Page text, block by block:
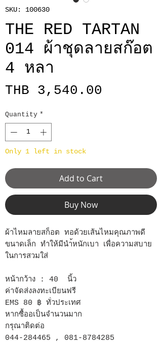
SKU: 100630
THE RED TARTAN
014 ผ้าชุดลายสก๊อต
4 หลา
THB 3,540.00
Quantity *
Only 1 left in stock
Add to Cart
Buy Now
ผ้าไหมลายสก็อต ทอด้วยเส้นไหมคุณภาพดี
ขนาดเล็ก ทำให้มีนำ้หนักเบา เพื่อความสบาย
ในการสวมใส่
หน้ากว้าง : 40 นิ้ว
ค่าจัดส่งลงทะเบียนฟรี
EMS 80 ฿ ทั่วประเทศ
หากซื้ออเป็นจำนวนมาก
กรุณาติดต่อ
044-284465 , 081-8784285